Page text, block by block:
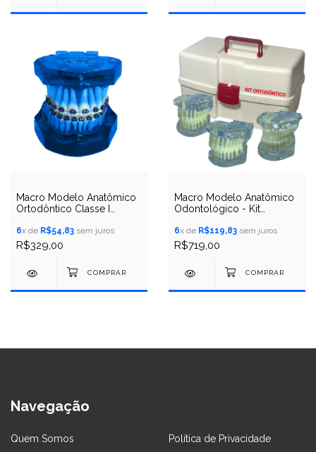
Macro Modelo Anatômico
Ortodôntico Classe I
Metálicos
6x de R$54,83 sem juros
R$329,00
Macro Modelo Anatômico
Odontológico - Kit
Modelos em Acrílico
Transparente
6x de R$119,83 sem juros
R$719,00
Navegação
Quem Somos Política de Privacidade